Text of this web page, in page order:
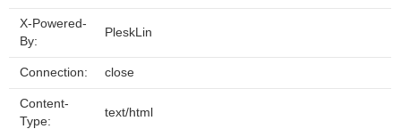
X-Powered-
By:
PleskLin
Connection: close
Content-
Type:
text/html